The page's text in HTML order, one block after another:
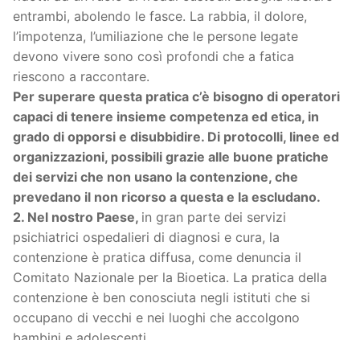
entrambi, abolendo le fasce. La rabbia, il dolore,
l’impotenza, l’umiliazione che le persone legate
devono vivere sono così profondi che a fatica
riescono a raccontare.
Per superare questa pratica c’è bisogno di operatori
capaci di tenere insieme competenza ed etica, in
grado di opporsi e disubbidire. Di protocolli, linee ed
organizzazioni, possibili grazie alle buone pratiche
dei servizi che non usano la contenzione, che
prevedano il non ricorso a questa e la escludano.
2. Nel nostro Paese, in gran parte dei servizi
psichiatrici ospedalieri di diagnosi e cura, la
contenzione è pratica diffusa, come denuncia il
Comitato Nazionale per la Bioetica. La pratica della
contenzione è ben conosciuta negli istituti che si
occupano di vecchi e nei luoghi che accolgono